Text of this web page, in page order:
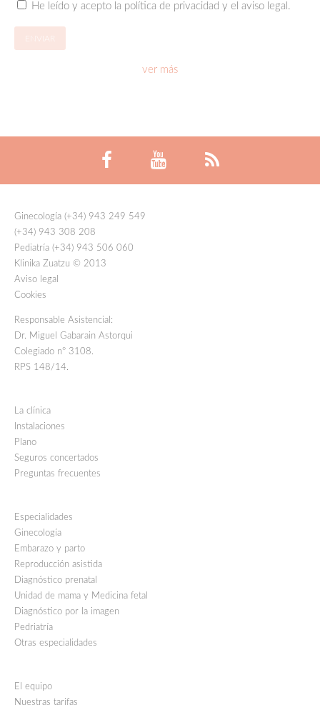
He leído y acepto la política de privacidad y el aviso legal.
ver más
Ginecología (+34) 943 249 549
(+34) 943 308 208
Pediatría (+34) 943 506 060
Klinika Zuatzu © 2013
Aviso legal
Cookies
Responsable Asistencial:
Dr. Miguel Gabarain Astorqui
Colegiado nº 3108.
RPS 148/14.
La clínica
Instalaciones
Plano
Seguros concertados
Preguntas frecuentes
Especialidades
Ginecología
Embarazo y parto
Reproducción asistida
Diagnóstico prenatal
Unidad de mama y Medicina fetal
Diagnóstico por la imagen
Pedriatría
Otras especialidades
El equipo
Nuestras tarifas